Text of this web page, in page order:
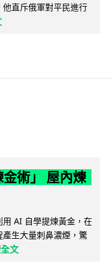
直斥俄軍對平民進行
術」 屋內煉
AI 自學提煉黃金，在
生大量刺鼻濃煙，驚
文